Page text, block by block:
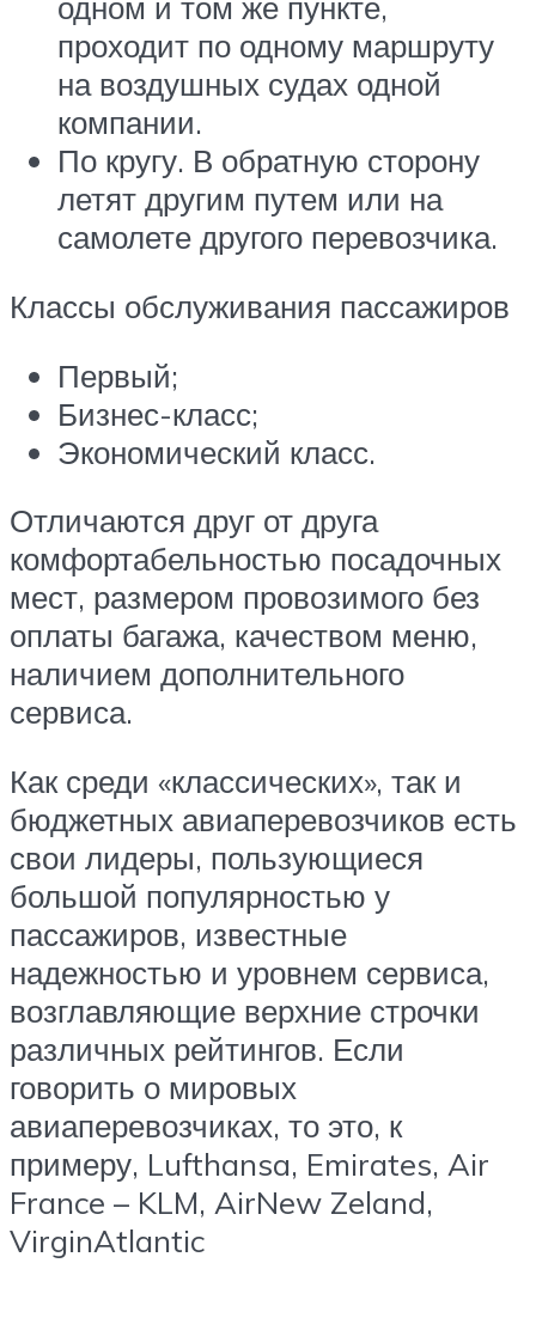
проходит по одному маршруту
на воздушных судах одной
компании.
По кругу. В обратную сторону
летят другим путем или на
самолете другого перевозчика.
Классы обслуживания пассажиров
Первый;
Бизнес-класс;
Экономический класс.
Отличаются друг от друга
комфортабельностью посадочных
мест, размером провозимого без
оплаты багажа, качеством меню,
наличием дополнительного
сервиса.
Как среди «классических», так и
бюджетных авиаперевозчиков есть
свои лидеры, пользующиеся
большой популярностью у
пассажиров, известные
надежностью и уровнем сервиса,
возглавляющие верхние строчки
различных рейтингов. Если
говорить о мировых
авиаперевозчиках, то это, к
примеру, Lufthansa, Emirates, Air
France – KLM, AirNew Zeland,
VirginAtlantic